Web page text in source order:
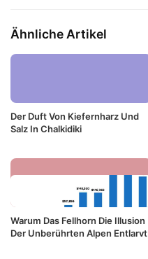
Ähnliche Artikel
Der Duft Von Kiefernharz Und
Salz In Chalkidiki
Warum Das Fellhorn Die Illusion
Der Unberührten Alpen Entlarvt